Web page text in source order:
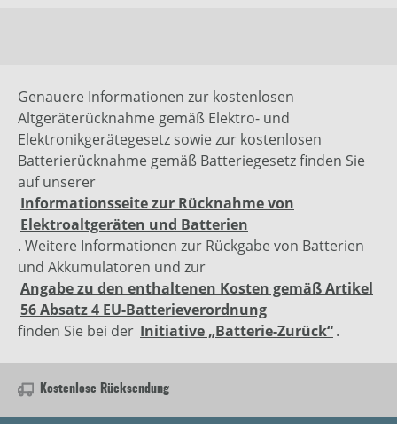
Genauere Informationen zur kostenlosen
Altgeräterücknahme gemäß Elektro- und
Elektronikgerätegesetz sowie zur kostenlosen
Batterierücknahme gemäß Batteriegesetz finden Sie
auf unserer
Informationsseite zur Rücknahme von
Elektroaltgeräten und Batterien
. Weitere Informationen zur Rückgabe von Batterien
und Akkumulatoren und zur
Angabe zu den enthaltenen Kosten gemäß Artikel
56 Absatz 4 EU-Batterieverordnung
finden Sie bei der Initiative „Batterie-Zurück“.
Kostenlose Rücksendung